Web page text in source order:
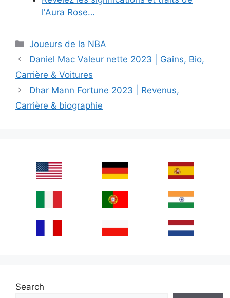
l'Aura Rose…
Categories
Joueurs de la NBA
Daniel Mac Valeur nette 2023 | Gains, Bio,
Carrière & Voitures
Dhar Mann Fortune 2023 | Revenus,
Carrière & biographie
Search